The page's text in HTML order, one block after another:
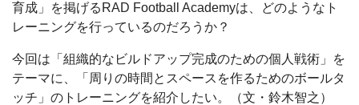
育成」を掲げるRAD Football Academyは、どのようなト
レーニングを行っているのだろうか？
今回は「組織的なビルドアップ完成のための個人戦術」を
テーマに、「周りの時間とスペースを作るためのボールタ
ッチ」のトレーニングを紹介したい。（文・鈴木智之）